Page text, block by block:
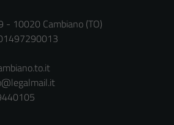
- 10020 Cambiano (TO)